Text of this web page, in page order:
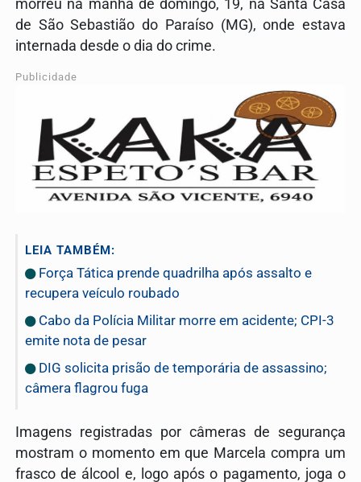
morreu na manhã de domingo, 19, na Santa Casa
de São Sebastião do Paraíso (MG), onde estava
internada desde o dia do crime.
Publicidade
LEIA TAMBÉM:
Força Tática prende quadrilha após assalto e
recupera veículo roubado
Cabo da Polícia Militar morre em acidente; CPI-3
emite nota de pesar
DIG solicita prisão de temporária de assassino;
câmera flagrou fuga
Imagens registradas por câmeras de segurança
mostram o momento em que Marcela compra um
frasco de álcool e, logo após o pagamento, joga o